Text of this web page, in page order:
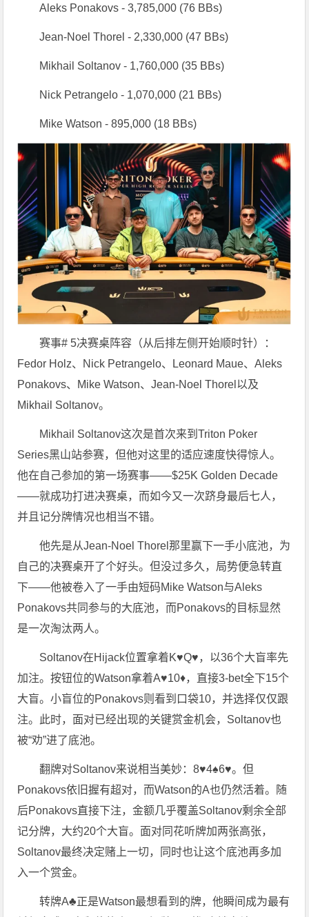
Aleks Ponakovs - 3,785,000 (76 BBs)
Jean-Noel Thorel - 2,330,000 (47 BBs)
Mikhail Soltanov - 1,760,000 (35 BBs)
Nick Petrangelo - 1,070,000 (21 BBs)
Mike Watson - 895,000 (18 BBs)
赛事# 5决赛桌阵容（从后排左侧开始顺时针）：
Fedor Holz、Nick Petrangelo、Leonard Maue、Aleks
Ponakovs、Mike Watson、Jean-Noel Thorel以及
Mikhail Soltanov。
Mikhail Soltanov这次是首次来到Triton Poker
Series黑山站参赛，但他对这里的适应速度快得惊人。
他在自己参加的第一场赛事——$25K Golden Decade
——就成功打进决赛桌，而如今又一次跻身最后七人，
并且记分牌情况也相当不错。
他先是从Jean-Noel Thorel那里赢下一手小底池，为
自己的决赛桌开了个好头。但没过多久，局势便急转直
下——他被卷入了一手由短码Mike Watson与Aleks
Ponakovs共同参与的大底池，而Ponakovs的目标显然
是一次淘汰两人。
Soltanov在Hijack位置拿着K♥Q♥，以36个大盲率先
加注。按钮位的Watson拿着A♥10♦，直接3-bet全下15个
大盲。小盲位的Ponakovs则看到口袋10，并选择仅仅跟
注。此时，面对已经出现的关键赏金机会，Soltanov也
被“劝”进了底池。
翻牌对Soltanov来说相当美妙：8♥4♠6♥。但
Ponakovs依旧握有超对，而Watson的A也仍然活着。随
后Ponakovs直接下注，金额几乎覆盖Soltanov剩余全部
记分牌，大约20个大盲。面对同花听牌加两张高张，
Soltanov最终决定赌上一切，同时也让这个底池再多加
入一个赏金。
转牌A♣正是Watson最想看到的牌，他瞬间成为最有